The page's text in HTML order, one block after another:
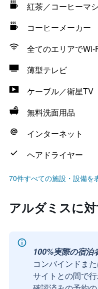
紅茶／コーヒーマ
コーヒーメーカー
全てのエリアでWi-
薄型テレビ
ケーブル／衛星TV
無料洗面用品
インターネット
ヘアドライヤー
70件すべての施設・設備を
アルダミスに
100%実際の宿泊
コンバインドま
サイトとの間で